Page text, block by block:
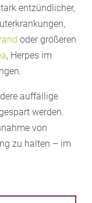
entzündlicher,
oder größeren
, Herpes im
auffällige
werden.
von
zu halten – im